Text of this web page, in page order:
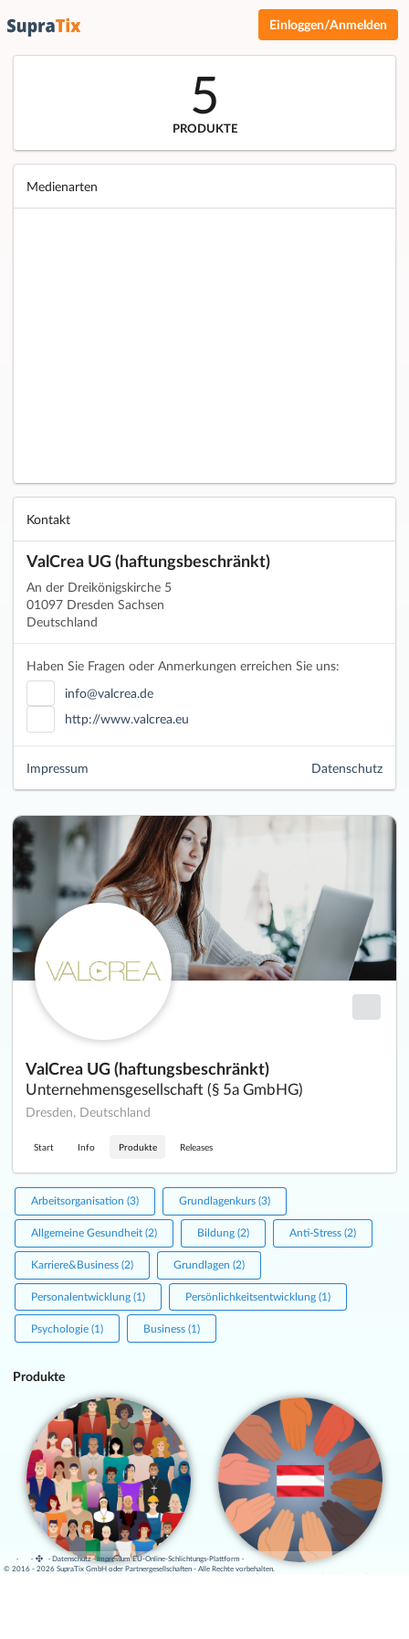
Einloggen/Anmelden
ValCrea UG (haftungsbeschränkt)
Unternehmensgesellschaft (§ 5a GmbHG)
Dresden, Deutschland
Start Info Produkte Releases
Arbeitsorganisation (3) Grundlagenkurs (3)
Allgemeine Gesundheit (2) Bildung (2) Anti-Stress (2)
Karriere&Business (2) Grundlagen (2)
Personalentwicklung (1) Persönlichkeitsentwicklung (1)
Psychologie (1) Business (1)
Produkte
Allgemeines
Equal treatment in Austria
5
PRODUKTE
Medienarten
Kontakt
ValCrea UG (haftungsbeschränkt)
An der Dreikönigskirche 5
01097 Dresden Sachsen
Deutschland
Haben Sie Fragen oder Anmerkungen erreichen Sie uns:
info@valcrea.de
http://www.valcrea.eu
Datenschutz
Impressum
· · ·Datenschutz·Impressum EU-Online-Schlichtungs-Plattform ·
© 2016 - 2026 SupraTix GmbH oder Partnergesellschaften - Alle Rechte vorbehalten.